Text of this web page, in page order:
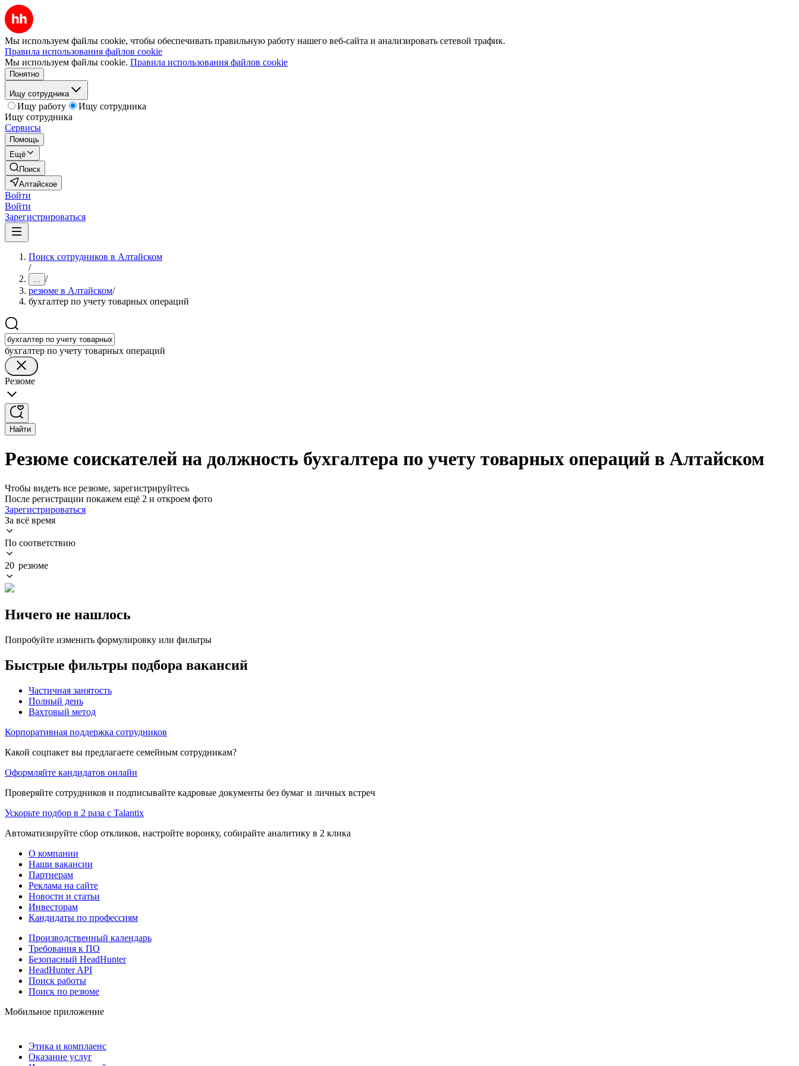
Мы используем файлы cookie, чтобы обеспечивать правильную работу нашего веб-сайта и анализировать сетевой трафик.
Правила использования файлов cookie
Мы используем файлы cookie. Правила использования файлов cookie
Понятно
Ищу сотрудника
Ищу работу
Ищу сотрудника
Ищу сотрудника
Сервисы
Помощь
Ещё
Поиск
Алтайское
Войти
Войти
Зарегистрироваться
Поиск сотрудников в Алтайском
/
... /
резюме в Алтайском/
бухгалтер по учету товарных операций
бухгалтер по учету товарных операций
Резюме
Найти
Резюме соискателей на должность бухгалтера по учету товарных операций в Алтайском
Чтобы видеть все резюме, зарегистрируйтесь
После регистрации покажем ещё 2 и откроем фото
Зарегистрироваться
За всё время
По соответствию
20 резюме
Ничего не нашлось
Попробуйте изменить формулировку или фильтры
Быстрые фильтры подбора вакансий
Частичная занятость
Полный день
Вахтовый метод
Корпоративная поддержка сотрудников
Какой соцпакет вы предлагаете семейным сотрудникам?
Оформляйте кандидатов онлайн
Проверяйте сотрудников и подписывайте кадровые документы без бумаг и личных встреч
Ускорьте подбор в 2 раза с Talantix
Автоматизируйте сбор откликов, настройте воронку, собирайте аналитику в 2 клика
О компании
Наши вакансии
Партнерам
Реклама на сайте
Новости и статьи
Инвесторам
Кандидаты по профессиям
Производственный календарь
Требования к ПО
Безопасный HeadHunter
HeadHunter API
Поиск работы
Поиск по резюме
Мобильное приложение
Этика и комплаенс
Оказание услуг